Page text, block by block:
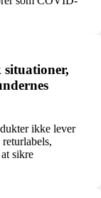
ikke lever
sikre